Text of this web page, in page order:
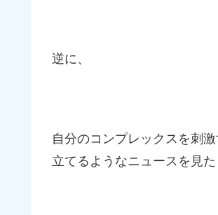
逆に、
自分のコンプレックスを刺
立てるようなニュースを見